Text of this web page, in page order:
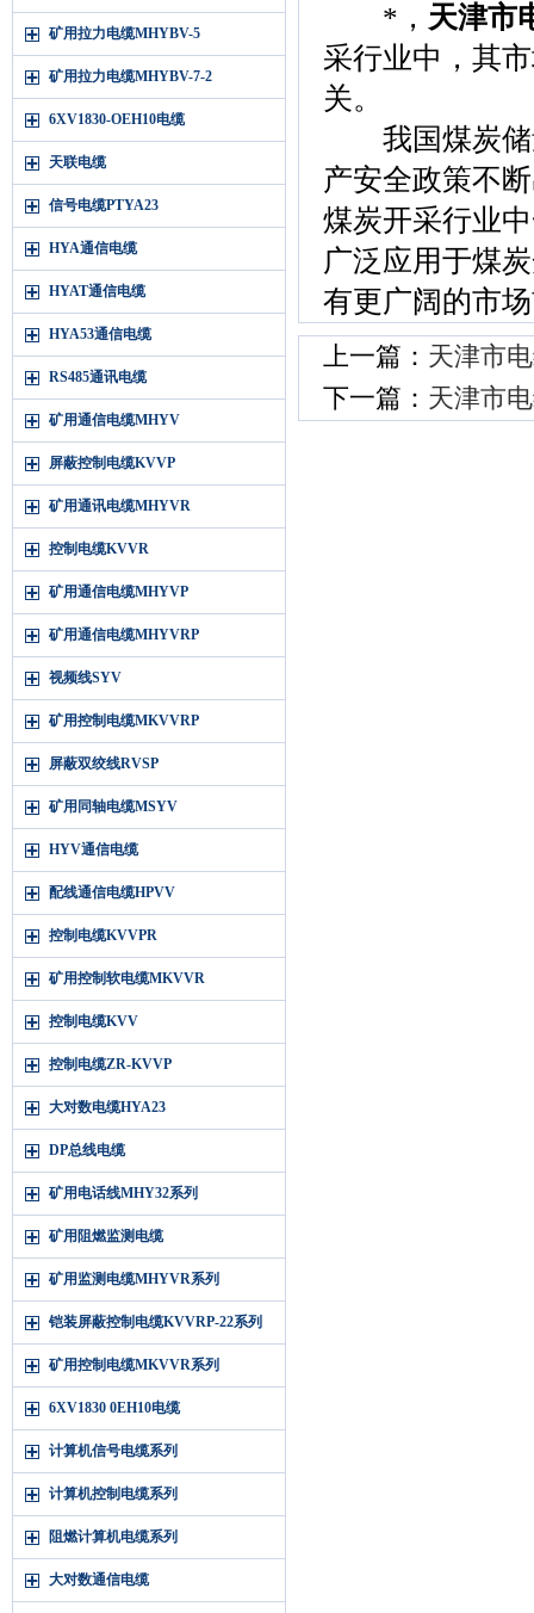
矿用拉力电缆MHYBV-5
矿用拉力电缆MHYBV-7-2
6XV1830-OEH10电缆
天联电缆
信号电缆PTYA23
HYA通信电缆
HYAT通信电缆
HYA53通信电缆
RS485通讯电缆
矿用通信电缆MHYV
屏蔽控制电缆KVVP
矿用通讯电缆MHYVR
控制电缆KVVR
矿用通信电缆MHYVP
矿用通信电缆MHYVRP
视频线SYV
矿用控制电缆MKVVRP
屏蔽双绞线RVSP
矿用同轴电缆MSYV
HYV通信电缆
配线通信电缆HPVV
控制电缆KVVPR
矿用控制软电缆MKVVR
控制电缆KVV
控制电缆ZR-KVVP
大对数电缆HYA23
DP总线电缆
矿用电话线MHY32系列
矿用阻燃监测电缆
矿用监测电缆MHYVR系列
铠装屏蔽控制电缆KVVRP-22系列
矿用控制电缆MKVVR系列
6XV1830 0EH10电缆
计算机信号电缆系列
计算机控制电缆系列
阻燃计算机电缆系列
大对数通信电缆
*， 天津市
采行业中，其
关。
我国煤炭储
产安全政策不
煤炭开采行业
广泛应用于煤
有更广阔的市
上一篇： 天津市
下一篇： 天津市